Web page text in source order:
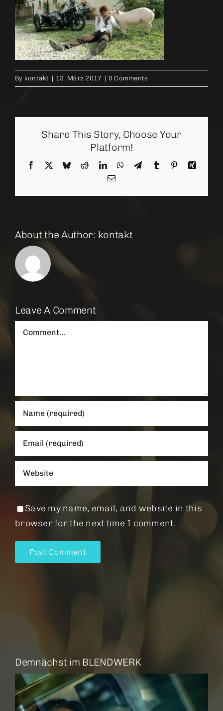
By kontakt | 13. März 2017 | 0 Comments
Share This Story, Choose Your
Platform!
Facebook BlueskyRedditLinkedInWhatsApp
TelegramTumblr PinterestXing
Email
About the Author: kontakt
Leave A Comment
Comment
Save my name, email, and website in this
browser for the next time I comment.
Demnächst im BLENDWERK